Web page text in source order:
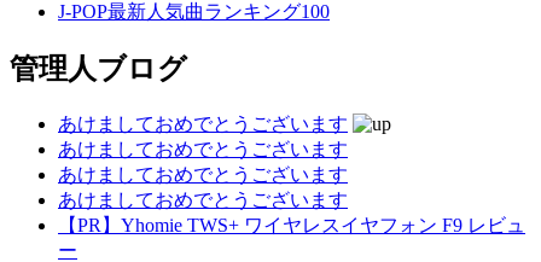
J-POP最新人気曲ランキング100
管理人ブログ
あけましておめでとうございます
あけましておめでとうございます
あけましておめでとうございます
あけましておめでとうございます
【PR】Yhomie TWS+ ワイヤレスイヤフォン F9 レビュ
ー